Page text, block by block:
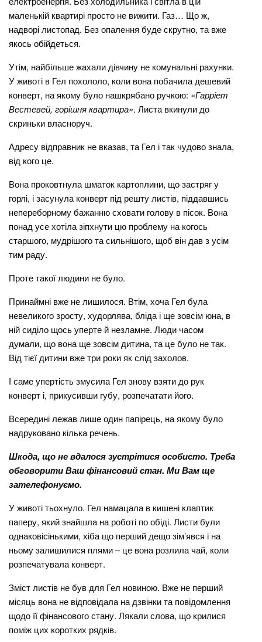
маленькій квартирі просто не вижити. Газ… Що ж,
надворі листопад. Без опалення буде скрутно, та вже
якось обійдеться.
Утім, найбільше жахали дівчину не комунальні рахунки.
У животі в Гел похололо, коли вона побачила дешевий
конверт, на якому було нашкрябано ручкою: «Гарріет
Вестевей, горішня квартира». Листа вкинули до
скриньки власноруч.
Адресу відправник не вказав, та Гел і так чудово знала,
від кого це.
Вона проковтнула шматок картоплини, що застряг у
горлі, і засунула конверт під решту листів, піддавшись
непереборному бажанню сховати голову в пісок. Вона
понад усе хотіла зіпхнути цю проблему на когось
старшого, мудрішого та сильнішого, щоб він дав з усім
тим раду.
Проте такої людини не було.
Принаймні вже не лишилося. Втім, хоча Гел була
невеликого зросту, худорлява, бліда і ще зовсім юна, в
ній сиділо щось уперте й незламне. Люди часом
думали, що вона ще зовсім дитина, та це було не так.
Від тієї дитини вже три роки як слід захолов.
І саме упертість змусила Гел знову взяти до рук
конверт і, прикусивши губу, розпечатати його.
Всередині лежав лише один папірець, на якому було
надруковано кілька речень.
Шкода, що не вдалося зустрітися особисто. Треба
обговорити Ваш фінансовий стан. Ми Вам ще
зателефонуємо.
У животі тьохнуло. Гел намацала в кишені клаптик
паперу, який знайшла на роботі по обіді. Листи були
однаковісінькими, хіба що перший дещо зім’явся і на
ньому залишилися плями – це вона розлила чай, коли
розпечатувала конверт.
Зміст листів не був для Гел новиною. Вже не перший
місяць вона не відповідала на дзвінки та повідомлення
щодо її фінансового стану. Лякали слова, що крилися
поміж цих коротких рядків.